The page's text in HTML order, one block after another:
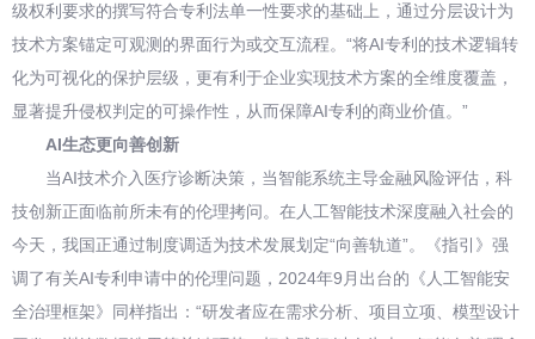
级权利要求的撰写符合专利法单一性要求的基础上，通过分层设计为
技术方案锚定可观测的界面行为或交互流程。“将AI专利的技术逻辑转
化为可视化的保护层级，更有利于企业实现技术方案的全维度覆盖，
显著提升侵权判定的可操作性，从而保障AI专利的商业价值。”
AI生态更向善创新
当AI技术介入医疗诊断决策，当智能系统主导金融风险评估，科
技创新正面临前所未有的伦理拷问。在人工智能技术深度融入社会的
今天，我国正通过制度调适为技术发展划定“向善轨道”。《指引》强
调了有关AI专利申请中的伦理问题，2024年9月出台的《人工智能安
全治理框架》同样指出：“研发者应在需求分析、项目立项、模型设计